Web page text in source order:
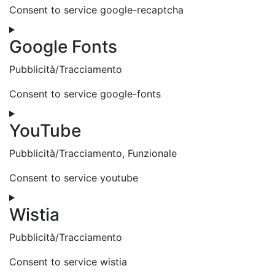
Consent to service google-recaptcha
Google Fonts
Pubblicità/Tracciamento
Consent to service google-fonts
YouTube
Pubblicità/Tracciamento, Funzionale
Consent to service youtube
Wistia
Pubblicità/Tracciamento
Consent to service wistia